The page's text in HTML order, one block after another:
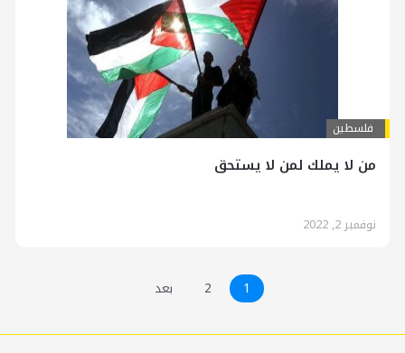
فلسطين
من لا يملك لمن لا يستحق
نوفمبر 2, 2022
1
2 بعد